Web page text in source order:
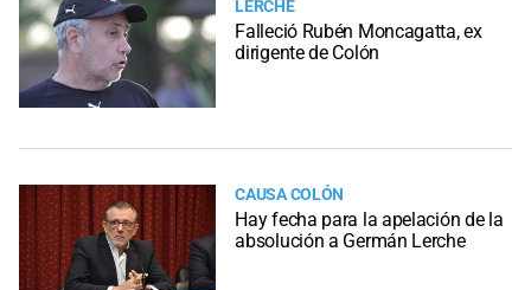
LERCHE
Falleció Rubén Moncagatta, ex
dirigente de Colón
CAUSA COLÓN
Hay fecha para la apelación de la
absolución a Germán Lerche